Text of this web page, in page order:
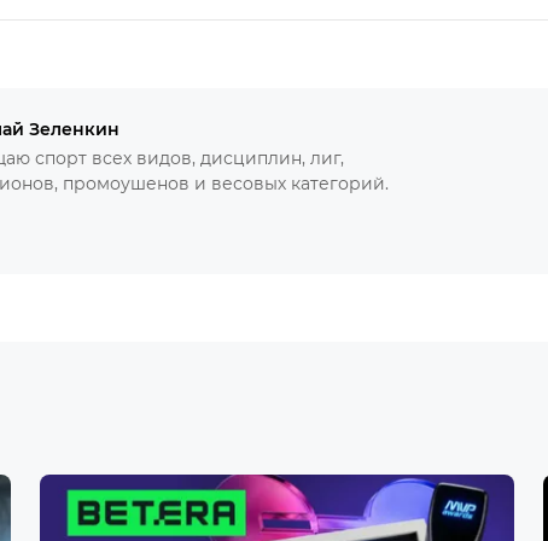
Зеленкин
спорт всех видов, дисциплин, лиг,
промоушенов и весовых категорий.